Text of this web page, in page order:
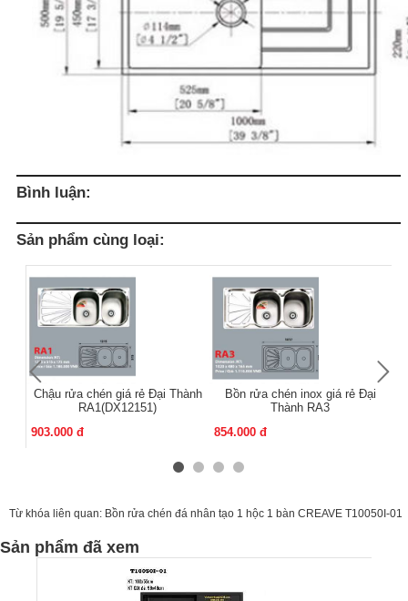
Bình luận:
Sản phẩm cùng loại:
Chậu rửa chén giá rẻ Đại Thành
RA1(DX12151)
903.000 đ
Bồn rửa chén inox giá rẻ Đại
Thành RA3
854.000 đ
Từ khóa liên quan: Bồn rửa chén đá nhân tạo 1 hộc 1 bàn CREAVE T10050I-01
Sản phẩm đã xem